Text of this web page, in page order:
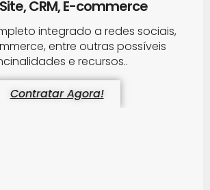
CRM, E-commerce
integrado a redes sociais,
entre outras possíveis
e recursos..
Contratar Agora!